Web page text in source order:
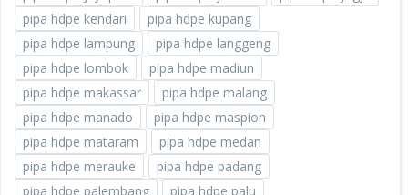
pipa hdpe kendari
pipa hdpe kupang
pipa hdpe lampung
pipa hdpe langgeng
pipa hdpe lombok
pipa hdpe madiun
pipa hdpe makassar
pipa hdpe malang
pipa hdpe manado
pipa hdpe maspion
pipa hdpe mataram
pipa hdpe medan
pipa hdpe merauke
pipa hdpe padang
pipa hdpe palembang
pipa hdpe palu